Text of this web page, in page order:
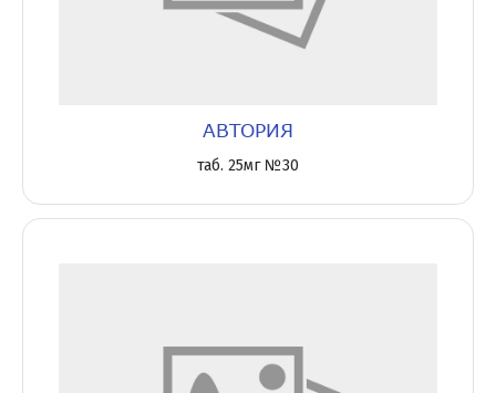
АВТОРИЯ
таб. 25мг №30